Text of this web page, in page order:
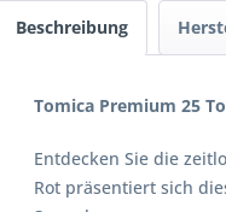
Beschreibung
Tomica Premium 25
Entdecken Sie die
Rot präsentiert sich